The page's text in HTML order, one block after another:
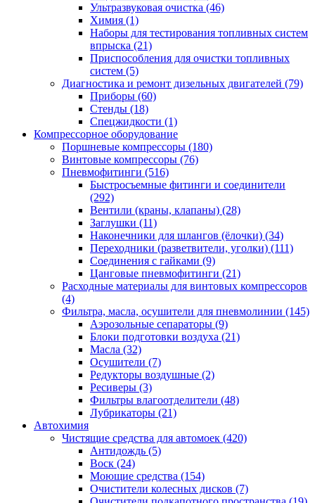
Ультразвуковая очистка (46)
Химия (1)
Наборы для тестирования топливных систем
впрыска (21)
Приспособления для очистки топливных
систем (5)
Диагностика и ремонт дизельных двигателей (79)
Приборы (60)
Стенды (18)
Спецжидкости (1)
Компрессорное оборудование
Поршневые компрессоры (180)
Винтовые компрессоры (76)
Пневмофитинги (516)
Быстросъемные фитинги и соединители
(292)
Вентили (краны, клапаны) (28)
Заглушки (11)
Наконечники для шлангов (ёлочки) (34)
Переходники (разветвители, уголки) (111)
Соединения с гайками (9)
Цанговые пневмофитинги (21)
Расходные материалы для винтовых компрессоров
(4)
Фильтра, масла, осушители для пневмолинии (145)
Аэрозольные сепараторы (9)
Блоки подготовки воздуха (21)
Масла (32)
Осушители (7)
Редукторы воздушные (2)
Ресиверы (3)
Фильтры влагоотделители (48)
Лубрикаторы (21)
Автохимия
Чистящие средства для автомоек (420)
Антидождь (5)
Воск (24)
Моющие средства (154)
Очистители колесных дисков (7)